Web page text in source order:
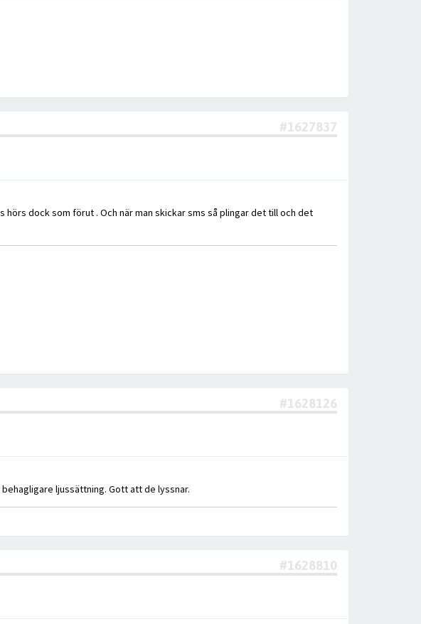
#1627837
hörs dock som förut . Och när man skickar sms så plingar det till och det
#1628126
ljussättning. Gott att de lyssnar.
#1628810